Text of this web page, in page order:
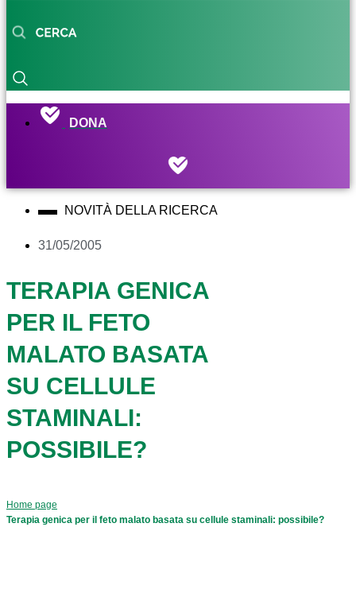
DONA
NOVITÀ DELLA RICERCA
31/05/2005
TERAPIA GENICA
PER IL FETO
MALATO BASATA
SU CELLULE
STAMINALI:
POSSIBILE?
Home page
Terapia genica per il feto malato basata su cellule staminali: possibile?